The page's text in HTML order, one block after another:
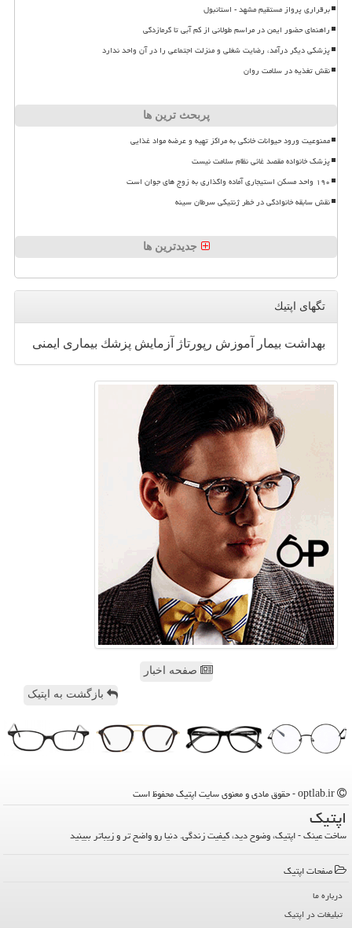
برقراری پرواز مستقیم مشهد - استانبول
راهنمای حضور ایمن در مراسم طولانی از کم آبی تا گرمازدگی
پزشکی دیگر درآمد، رضایت شغلی و منزلت اجتماعی را در آن واحد ندارد
نقش تغذیه در سلامت روان
پربحث ترین ها
ممنوعیت ورود حیوانات خانگی به مراکز تهیه و عرضه مواد غذایی
پزشک خانواده مقصد غائی نظام سلامت نیست
۱۹۰ واحد مسکن استیجاری آماده واگذاری به زوج های جوان است
نقش سابقه خانوادگی در خطر ژنتیکی سرطان سینه
جدیدترین ها
تگهای اپتیك
بهداشت بیمار آموزش رپورتاژ آزمایش پزشك بیماری ایمنی
صفحه اخبار
بازگشت به اپتیک
اپتیك
ساخت عینک - اپتیک، وضوح دید، کیفیت زندگی. دنیا رو واضح تر و زیباتر ببینید
صفحات اپتیك
درباره ما
تبلیغات در اپتیك